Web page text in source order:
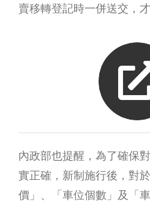
賣移轉登記時一併送交，才
內政部也提醒，為了確保
實正確，新制施行後，對
價」、「車位個數」及「